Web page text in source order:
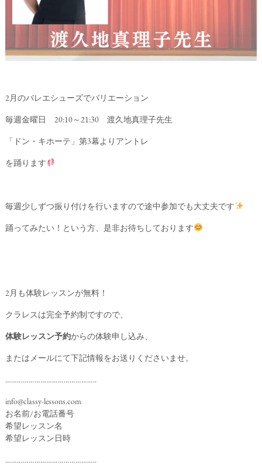
2月のバレエシューズでバリエーション
毎週金曜日 20:10～21:30 渡久地真理子先生
「ドン・キホーテ」第3幕よりアントレ
を踊ります
毎週少しずつ振り付けを行いますので途中参加でも大丈夫です
踊ってみたい！という方、是非お待ちしております
2月も体験レッスンが無料！
クラレスは完全予約制ですので、
体験レッスン予約からの体験申し込み、
またはメールにて下記情報をお送りくださいませ。
………………………………………..
info@classy-lessons.com
お名前/お電話番号
希望レッスン名
希望レッスン日時
………………………………………..